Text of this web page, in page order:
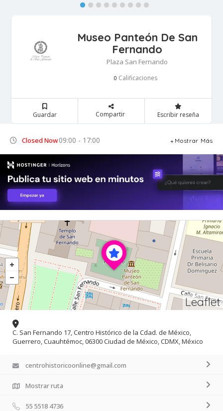
Museo Panteón De San
Fernando
Plaza San Fernando
0 Calificaciones
Guardar Compartir Escribir reseña
Closed Now09:00 - 17:00 Mostrar Más
Leaflet
C. San Fernando 17, Centro Histórico de la Cdad. de México,
Guerrero, Cuauhtémoc, 06300 Ciudad de México, CDMX, México
centrohistoricoonline@gmail.com
Mostrar ruta
55 5518 4736